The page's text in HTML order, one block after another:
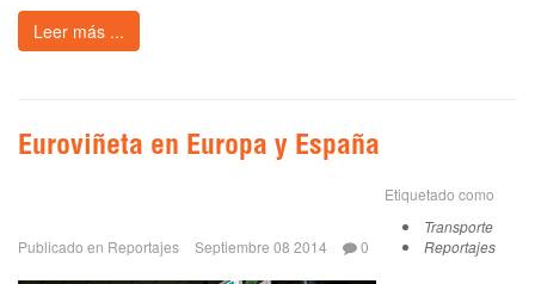
Leer más ...
Euroviñeta en Europa y España
Publicado en Reportajes Septiembre 08 2014 0
Etiquetado como
Transporte
Reportajes